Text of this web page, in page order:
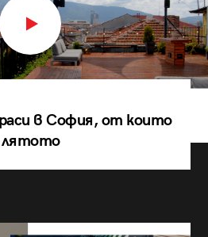
в София, от които
лятото